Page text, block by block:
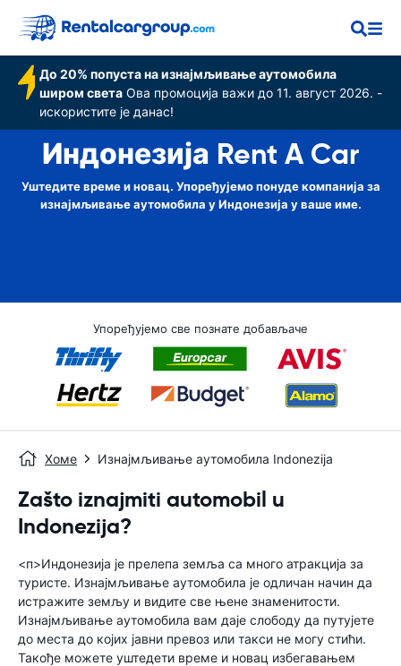
До 20% попуста на изнајмљивање аутомобила
широм света Ова промоција важи до 11. август 2026. -
искористите је данас!
Индонезија Rent A Car
Уштедите време и новац. Упоређујемо понуде компанија за
изнајмљивање аутомобила у Индонезија у ваше име.
Упоређујемо све познате добављаче
Хоме Изнајмљивање аутомобила Indonezija
Zašto iznajmiti automobil u
Indonezija?
<п>Индонезија је прелепа земља са много атракција за
туристе. Изнајмљивање аутомобила је одличан начин да
истражите земљу и видите све њене знаменитости.
Изнајмљивање аутомобила вам даје слободу да путујете
до места до којих јавни превоз или такси не могу стићи.
Такође можете уштедети време и новац избегавањем